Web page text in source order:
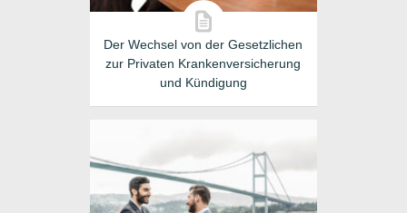
Der Wechsel von der Gesetzlichen
zur Privaten Krankenversicherung
und Kündigung